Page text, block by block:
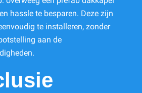
hassle te besparen. Deze zijn
te installeren, zonder
aan de